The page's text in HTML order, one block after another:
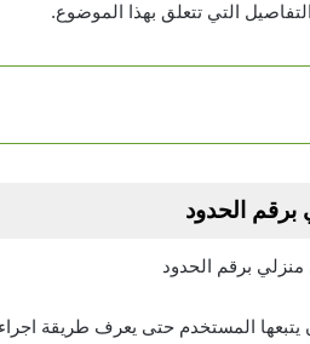
التي تتعلق بهذا الموضوع.
برقم الحدود
المستخدم حتى يعرف طريقة